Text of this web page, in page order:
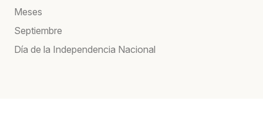
Meses
Septiembre
Día de la Independencia Nacional